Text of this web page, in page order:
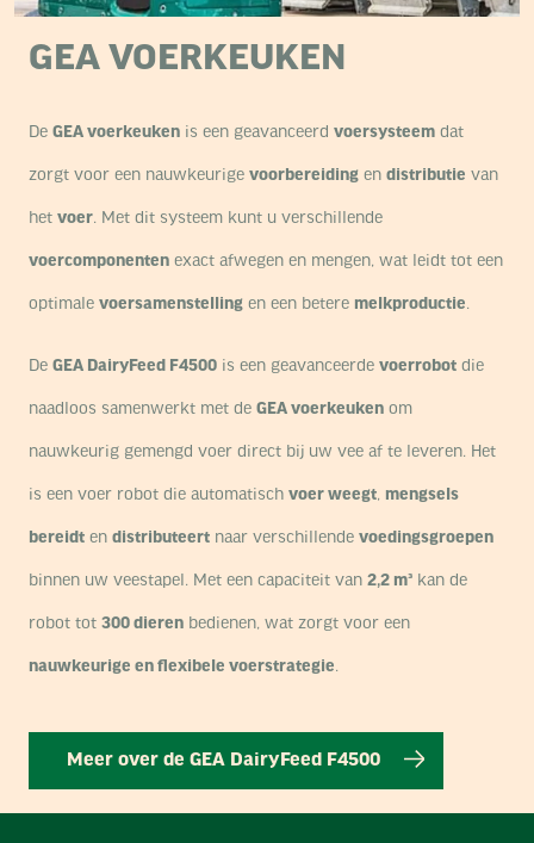
GEA VOERKEUKEN
De GEA voerkeuken is een geavanceerd voersysteem dat
zorgt voor een nauwkeurige voorbereiding en distributie van
het voer. Met dit systeem kunt u verschillende
voercomponenten exact afwegen en mengen, wat leidt tot een
optimale voersamenstelling en een betere melkproductie.
De GEA DairyFeed F4500 is een geavanceerde voerrobot die
naadloos samenwerkt met de GEA voerkeuken om
nauwkeurig gemengd voer direct bij uw vee af te leveren. Het
is een voer robot die automatisch voer weegt, mengsels
bereidt en distributeert naar verschillende voedingsgroepen
binnen uw veestapel. Met een capaciteit van 2,2 m³ kan de
robot tot 300 dieren bedienen, wat zorgt voor een
nauwkeurige en flexibele voerstrategie.
Meer over de GEA DairyFeed F4500